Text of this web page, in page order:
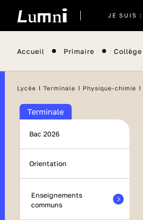
JE SUIS :
Accueil Primaire Collège
Lycée Terminale Physique-chimie
Terminale
Bac 2026
Orientation
Enseignements
communs